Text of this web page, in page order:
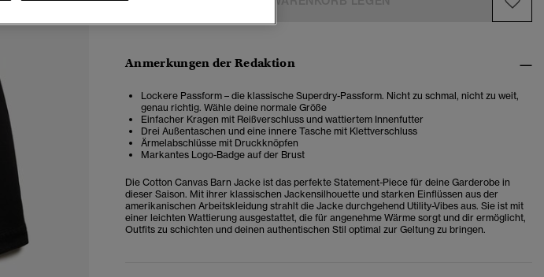
Anmerkungen der Redaktion
Lockere Passform – die klassische Superdry-Passform. Nicht zu schmal, nicht zu weit,
genau richtig. Wähle deine normale Größe
Einfacher Kragen mit Reißverschluss und wattiertem Innenfutter
Drei Außentaschen und eine innere Tasche mit Klettverschluss
Ärmelabschlüsse mit Druckknöpfen
Markantes Logo-Badge auf der Brust
Die Cotton Canvas Barn Jacke ist das perfekte Statement-Piece für deine Garderobe in
dieser Saison. Mit ihrer klassischen Jackensilhouette und starken Einflüssen aus der
amerikanischen Arbeitskleidung strahlt die Jacke durchgehend Utility-Vibes aus. Sie ist mit
einer leichten Wattierung ausgestattet, die für angenehme Wärme sorgt und dir ermöglicht,
Outfits zu schichten und deinen authentischen Stil optimal zur Geltung zu bringen.